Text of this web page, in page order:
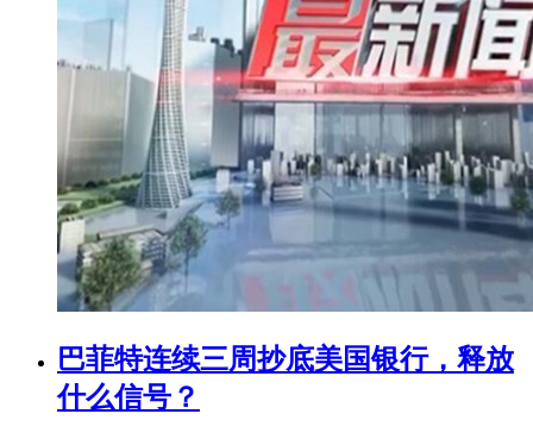
巴菲特连续三周抄底美国银行，释放
什么信号？